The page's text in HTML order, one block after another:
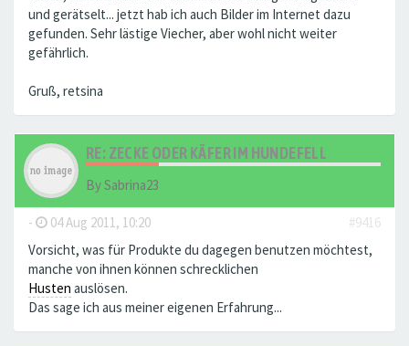
und gerätselt... jetzt hab ich auch Bilder im Internet dazu
gefunden. Sehr lästige Viecher, aber wohl nicht weiter
gefährlich.
Gruß, retsina
RE: ZECKE ODER KÄFER IM HUNDEFELL
BySabrina23
- 04 Aug 2011, 10:20
#9416
Vorsicht, was für Produkte du dagegen benutzen möchtest,
manche von ihnen können schrecklichen
Husten auslösen.
Das sage ich aus meiner eigenen Erfahrung...